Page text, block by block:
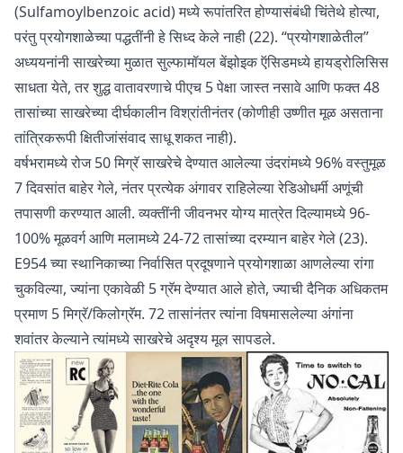
(Sulfamoylbenzoic acid) मध्ये रूपांतरित होण्यासंबंधी चिंतेथे होत्या,
परंतु प्रयोगशाळेच्या पद्धतींनी हे सिध्द केले नाही (22). “प्रयोगशाळेतील”
अध्ययनांनी साखरेच्या मुळात सुल्फामॉयल बेंझोइक ऍसिडमध्ये हायड्रोलिसिस
साधता येते, तर शुद्ध वातावरणाचे पीएच 5 पेक्षा जास्त नसावे आणि फक्त 48
तासांच्या साखरेच्या दीर्घकालीन विश्रांतीनंतर (कोणीही उष्णीत मूळ असताना
तांत्रिकरूपी क्षितीजांसंवाद साधू शकत नाही).
वर्षभरामध्ये रोज 50 मिग्रॅ साखरेचे देण्यात आलेल्या उंदरांमध्ये 96% वस्तुमूळ
7 दिवसांत बाहेर गेले, नंतर प्रत्येक अंगावर राहिलेल्या रेडिओधर्मी अणूंची
तपासणी करण्यात आली. व्यक्तींनी जीवनभर योग्य मात्रेत दिल्यामध्ये 96-
100% मूळवर्ग आणि मलामध्ये 24-72 तासांच्या दरम्यान बाहेर गेले (23).
E954 च्या स्थानिकाच्या निर्वासित प्रदूषणाने प्रयोगशाळा आणलेल्या रांगा
चुकविल्या, ज्यांना एकावेळी 5 ग्रॅम देण्यात आले होते, ज्याची दैनिक अधिकतम
प्रमाण 5 मिग्रॅ/किलोग्रॅम. 72 तासांनंतर त्यांना विषमासलेल्या अंगांना
शवांतर केल्याने त्यांमध्ये साखरेचे अदृश्य मूल सापडले.